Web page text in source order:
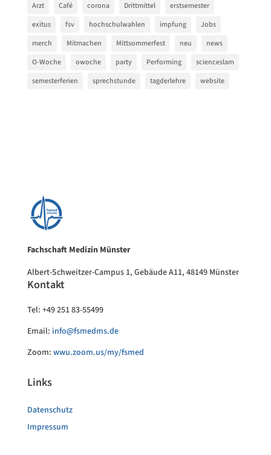
Arzt Café corona Drittmittel
erstsemester
exitus
fsv hochschulwahlen impfung
Jobs
merch
Mitmachen Mittsommerfest neu
news
O-Woche
owoche party Performing
scienceslam
semesterferien
sprechstunde tagderlehre website
Fachschaft Medizin Münster
Albert-Schweitzer-Campus 1, Gebäude A11, 48149 Münster
Kontakt
Tel: +49 251 83-55499
Email: info@fsmedms.de
Zoom: wwu.zoom.us/my/fsmed
Links
Datenschutz
Impressum